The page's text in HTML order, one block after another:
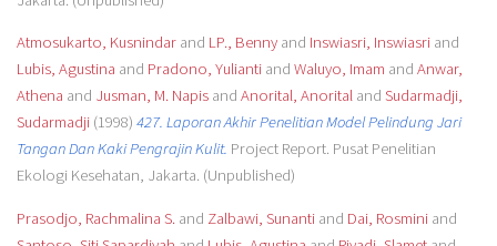
Atmosukarto, Kusnindarand LP., Bennyand Inswiasri, Inswiasriand
Lubis, Agustina and Pradono, Yuliantiand Waluyo, Imam and Anwar,
Athena and Jusman, M. Napisand Anorital, Anoritaland Sudarmadji,
Sudarmadji(1998) 427. Laporan Akhir Penelitian Model Pelindung Jari
Tangan Dan Kaki Pengrajin Kulit. Project Report. Pusat Penelitian
Ekologi Kesehatan, Jakarta. (Unpublished)
Prasodjo, Rachmalina S.and Zalbawi, Sunantiand Dai, Rosminiand